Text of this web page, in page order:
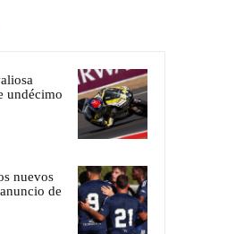
undécimo
nuevos
de